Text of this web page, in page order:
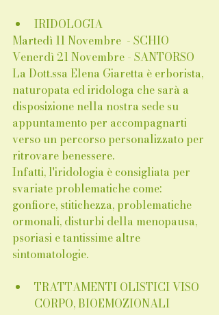
IRIDOLOGIA
Martedì 11 Novembre  - SCHIO
Venerdì 21 Novembre - SANTORSO
La Dott.ssa Elena Giaretta è erborista,
naturopata ed iridologa che sarà a
disposizione nella nostra sede su
appuntamento per accompagnarti
verso un percorso personalizzato per
ritrovare benessere.
Infatti, l'iridologia è consigliata per
svariate problematiche come:
gonfiore, stitichezza, problematiche
ormonali, disturbi della menopausa,
psoriasi e tantissime altre
sintomatologie.
TRATTAMENTI OLISTICI VISO
CORPO, BIOEMOZIONALI